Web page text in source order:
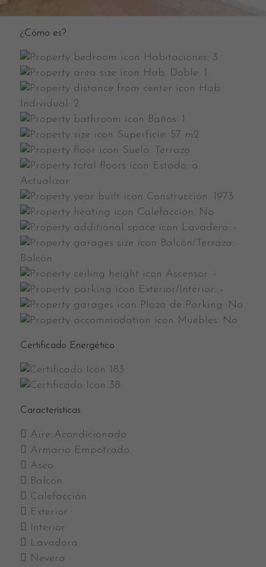
¿Cómo es?
Habitaciones: 3
Hab. Doble: 1
Hab.
Individual: 2
Baños: 1
Superfície: 57 m2
Suelo: Terrazo
Estado: a
Actualizar
Construcción: 1973
Calefacción: No
Lavadero: -
Balcón/Terraza:
Balcón
Ascensor: -
Exterior/Interior: -
Plaza de Parking: No
Muebles: No
Certificado Energético
183
38
Características
Aire Acondicionado
Armario Empotrado
Aseo
Balcón
Calefacción
Exterior
Interior
Lavadora
Nevera